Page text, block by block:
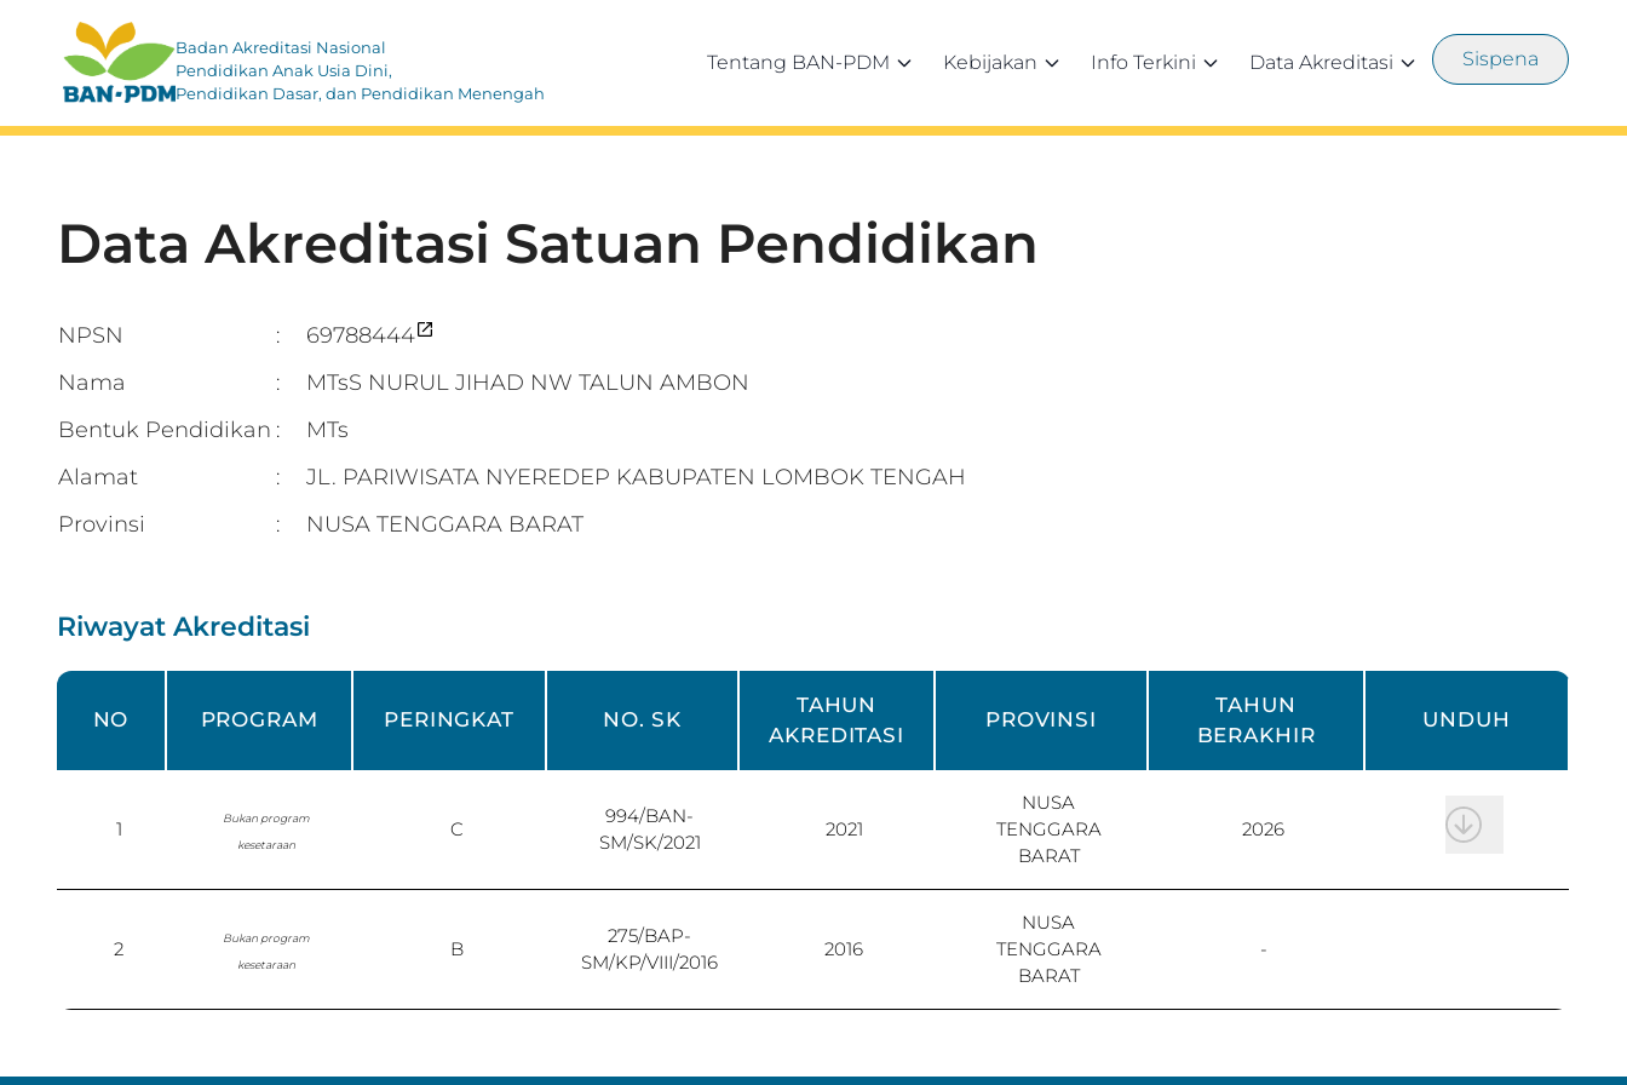
Badan Akreditasi Nasional
Pendidikan Anak Usia Dini,
Pendidikan Dasar, dan Pendidikan Menengah
Tentang BAN-PDM Kebijakan Info Terkini Data Akreditasi Sispena
Data Akreditasi Satuan Pendidikan
NPSN :
69788444
Nama
:
MTsS NURUL JIHAD NW TALUN AMBON
Bentuk Pendidikan :
MTs
Alamat
:
JL. PARIWISATA NYEREDEP KABUPATEN LOMBOK TENGAH
Provinsi
: NUSA TENGGARA BARAT
Riwayat Akreditasi
NO PROGRAM PERINGKAT NO. SK
TAHUN
AKREDITASI
PROVINSI
TAHUN
BERAKHIR
UNDUH
1
Bukan program
kesetaraan
C
994/BAN-
SM/SK/2021
2021
NUSA
TENGGARA
BARAT
2026
2
Bukan program
kesetaraan
B
275/BAP-
SM/KP/VIII/2016
2016
NUSA
TENGGARA
BARAT
-